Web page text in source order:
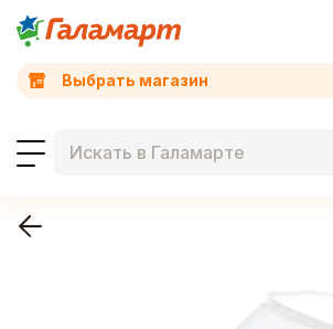
Выбрать магазин